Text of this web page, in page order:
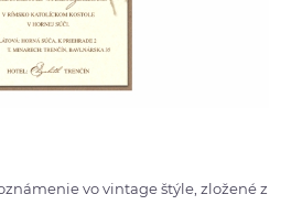
vo vintage štýle, zložené z